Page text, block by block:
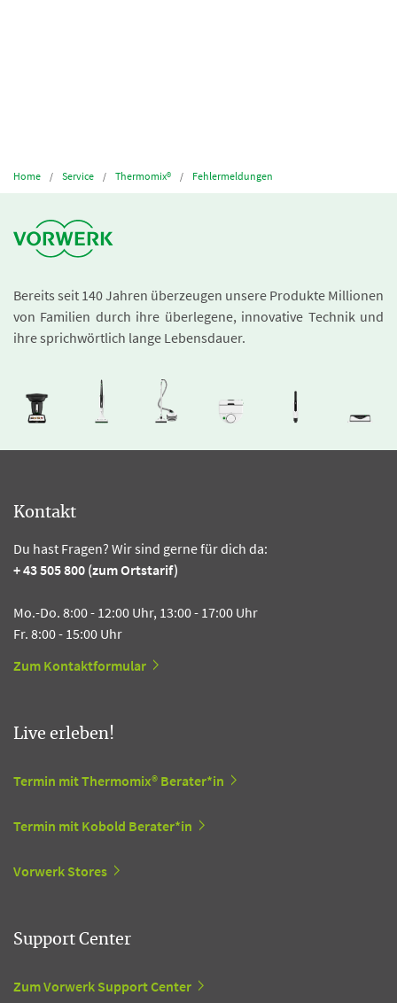
Home Service Thermomix® Fehlermeldungen
Bereits seit 140 Jahren überzeugen unsere Produkte Millionen
von Familien durch ihre überlegene, innovative Technik und
ihre sprichwörtlich lange Lebensdauer.
Kontakt
Du hast Fragen? Wir sind gerne für dich da:
+ 43 505 800 (zum Ortstarif)
Mo.-Do. 8:00 - 12:00 Uhr, 13:00 - 17:00 Uhr
Fr. 8:00 - 15:00 Uhr
Zum Kontaktformular
Live erleben!
Termin mit Thermomix® Berater*in
Termin mit Kobold Berater*in
Vorwerk Stores
Support Center
Zum Vorwerk Support Center